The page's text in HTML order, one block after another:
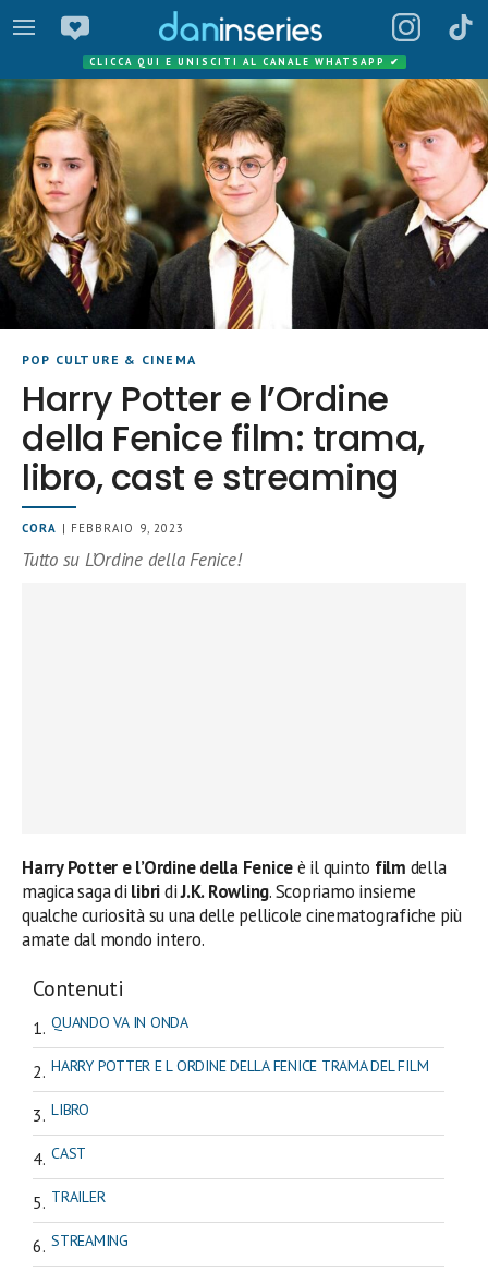
CLICCA QUI E UNISCITI AL CANALE WHATSAPP ✔
POP CULTURE & CINEMA
Harry Potter e l’Ordine
della Fenice film: trama,
libro, cast e streaming
CORA | FEBBRAIO 9, 2023
Tutto su L’Ordine della Fenice!
Harry Potter e l’Ordine della Feniceè il quinto film della
magica saga di libridiJ.K. Rowling. Scopriamo insieme
qualche curiosità su una delle pellicole cinematografiche più
amate dal mondo intero.
Contenuti
QUANDO VA IN ONDA
HARRY POTTER E L ORDINE DELLA FENICE TRAMA DEL FILM
LIBRO
CAST
TRAILER
STREAMING